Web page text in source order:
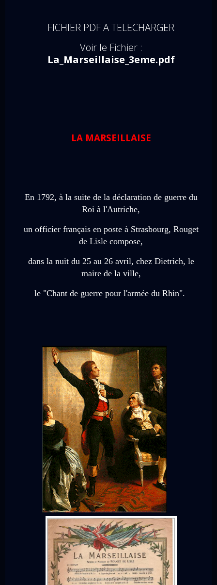
FICHIER PDF A TELECHARGER
Voir le Fichier :
La_Marseillaise_3eme.pdf
LA MARSEILLAISE
En 1792, à la suite de la déclaration de guerre du
Roi à l'Autriche,
un officier français en poste à Strasbourg, Rouget
de Lisle compose,
dans la nuit du 25 au 26 avril, chez Dietrich, le
maire de la ville,
le "Chant de guerre pour l'armée du Rhin".